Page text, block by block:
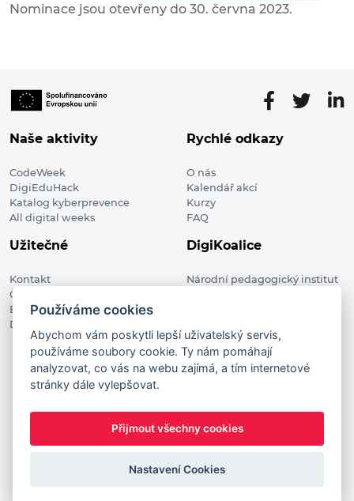
Nominace jsou otevřeny do 30. června 2023.
Naše aktivity
CodeWeek
DigiEduHack
Katalog kyberprevence
All digital weeks
Rychlé odkazy
O nás
Kalendář akcí
Kurzy
FAQ
Užitečné
Kontakt
Členské organizace
Blog
Digitalizace ve vzdělávání
DigiKoalice
Národní pedagogický institut
DigiKoalice 2021. All rights reserved
Vstup do administrace
This project has received funding from the European
Commission Innovation and Networks Executive Agency (now
Commission and the European Commission is not responsible
Používáme cookies
Abychom vám poskytli lepší uživatelský servis,
používáme soubory cookie. Ty nám pomáhají
analyzovat, co vás na webu zajímá, a tím internetové
stránky dále vylepšovat.
Přijmout všechny cookies
Nastavení Cookies